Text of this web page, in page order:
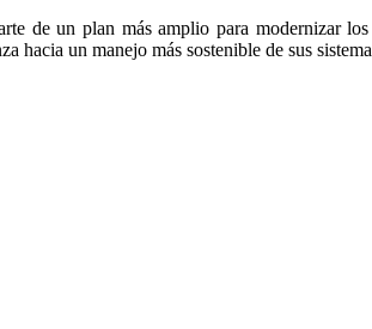
de un plan más amplio para modernizar
hacia un manejo más sostenible de sus